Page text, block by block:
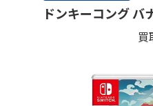
ドンキーコング バ
買